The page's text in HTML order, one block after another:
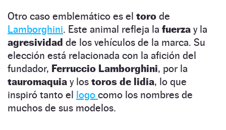
Otro caso emblemático es el toro de
Lamborghini. Este animal refleja la fuerza y la
agresividad de los vehículos de la marca. Su
elección está relacionada con la afición del
fundador, Ferruccio Lamborghini, por la
tauromaquia y los toros de lidia, lo que
inspiró tanto el logo como los nombres de
muchos de sus modelos.